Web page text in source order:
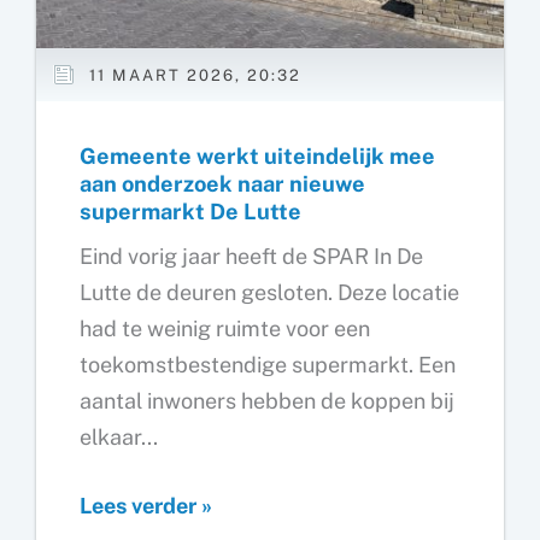
11 MAART 2026, 20:32
Gemeente werkt uiteindelijk mee
aan onderzoek naar nieuwe
supermarkt De Lutte
Eind vorig jaar heeft de SPAR In De
Lutte de deuren gesloten. Deze locatie
had te weinig ruimte voor een
toekomstbestendige supermarkt. Een
aantal inwoners hebben de koppen bij
elkaar...
Gemeente
Lees verder »